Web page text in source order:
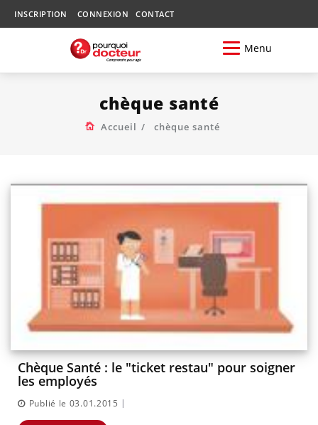
INSCRIPTION CONNEXION CONTACT
Menu
chèque santé
Accueil chèque santé
Chèque Santé : le "ticket restau" pour soigner
les employés
Publié le 03.01.2015 |